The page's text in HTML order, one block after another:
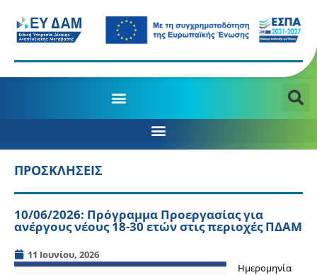
ΠΡΟΣΚΛΗΣΕΙΣ
10/06/2026: Πρόγραμμα Προεργασίας για
ανέργους νέους 18-30 ετών στις περιοχές ΠΔΑΜ
11 Ιουνίου, 2026
Ημερομηνία